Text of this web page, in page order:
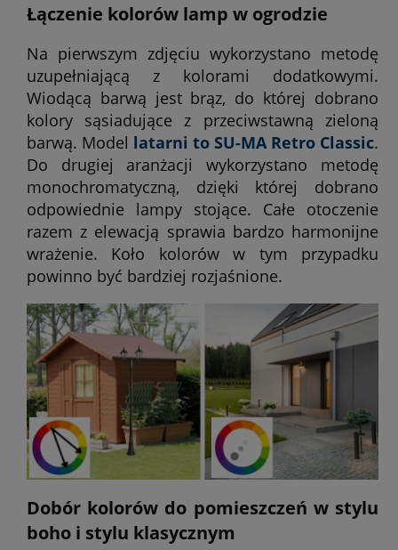
Łączenie kolorów lamp w ogrodzie
Na pierwszym zdjęciu wykorzystano metodę
uzupełniającą z kolorami dodatkowymi.
Wiodącą barwą jest brąz, do której dobrano
kolory sąsiadujące z przeciwstawną zieloną
barwą. Model latarni to SU-MA Retro Classic.
Do drugiej aranżacji wykorzystano metodę
monochromatyczną, dzięki której dobrano
odpowiednie lampy stojące. Całe otoczenie
razem z elewacją sprawia bardzo harmonijne
wrażenie. Koło kolorów w tym przypadku
powinno być bardziej rozjaśnione.
Dobór kolorów do pomieszczeń w stylu
boho i stylu klasycznym